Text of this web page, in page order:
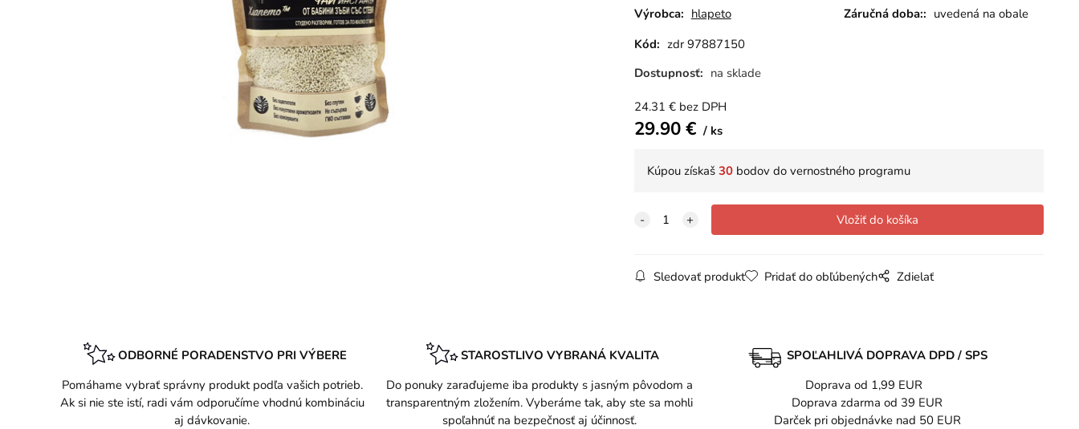
Výrobca: hlapeto Záručná doba:: uvedená na obale
Kód: zdr 97887150
Dostupnosť: na sklade
24.31 € bez DPH
29.90€ ks
Kúpou získaš 30bodov do vernostného programu
Sledovať produkt Pridať do obľúbených Zdielať
ODBORNÉ PORADENSTVO PRI VÝBERE
Pomáhame vybrať správny produkt podľa vašich potrieb.
Ak si nie ste istí, radi vám odporučíme vhodnú kombináciu
aj dávkovanie.
STAROSTLIVO VYBRANÁ KVALITA
Do ponuky zaraďujeme iba produkty s jasným pôvodom a
transparentným zložením. Vyberáme tak, aby ste sa mohli
spoľahnúť na bezpečnosť aj účinnosť.
SPOĽAHLIVÁ DOPRAVA DPD / SPS
Doprava od 1,99 EUR
Doprava zdarma od 39 EUR
Darček pri objednávke nad 50 EUR